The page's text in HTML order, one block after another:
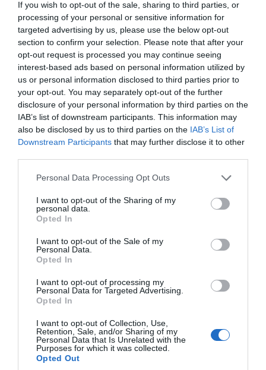
If you wish to opt-out of the sale, sharing to third parties, or
processing of your personal or sensitive information for
targeted advertising by us, please use the below opt-out
section to confirm your selection. Please note that after your
opt-out request is processed you may continue seeing
interest-based ads based on personal information utilized by
us or personal information disclosed to third parties prior to
your opt-out. You may separately opt-out of the further
disclosure of your personal information by third parties on the
IAB’s list of downstream participants. This information may
also be disclosed by us to third parties on the IAB’s List of
Downstream Participants that may further disclose it to other
Please note that this website/app uses one or more Google
not limited to your visit or usage behaviour. You may click to
grant or deny consent to Google and its third-party tags to
use your data for below specified purposes in below Google
consent section.
Personal Data Processing Opt Outs
I want to opt-out of the Sharing of my
personal data.
Opted In
I want to opt-out of the Sale of my
Personal Data.
Opted In
I want to opt-out of processing my
Personal Data for Targeted Advertising.
Opted In
I want to opt-out of Collection, Use,
Retention, Sale, and/or Sharing of my
Personal Data that Is Unrelated with the
Purposes for which it was collected.
Opted Out